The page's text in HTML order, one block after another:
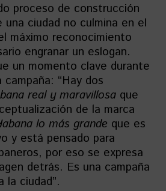
proceso de construcción
ciudad no culmina en el
máximo reconocimiento
engranar un eslogan.
un momento clave durante
“Hay dos
real y maravillosa que
de la marca
lo más grande que es
y está pensado para
por eso se expresa
detrás. Es una campaña
la ciudad”.